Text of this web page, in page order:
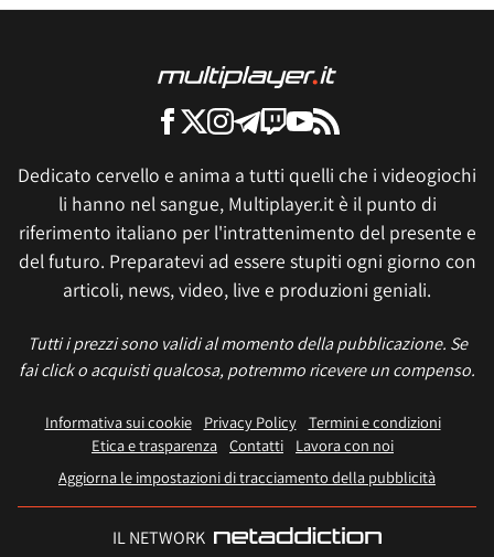
Dedicato cervello e anima a tutti quelli che i videogiochi
li hanno nel sangue, Multiplayer.it è il punto di
riferimento italiano per l'intrattenimento del presente e
del futuro. Preparatevi ad essere stupiti ogni giorno con
articoli, news, video, live e produzioni geniali.
Tutti i prezzi sono validi al momento della pubblicazione. Se
fai click o acquisti qualcosa, potremmo ricevere un compenso.
Informativa sui cookie Privacy Policy
Termini e condizioni
Etica e trasparenza Contatti
Lavora con noi
Aggiorna le impostazioni di tracciamento della pubblicità
IL NETWORK